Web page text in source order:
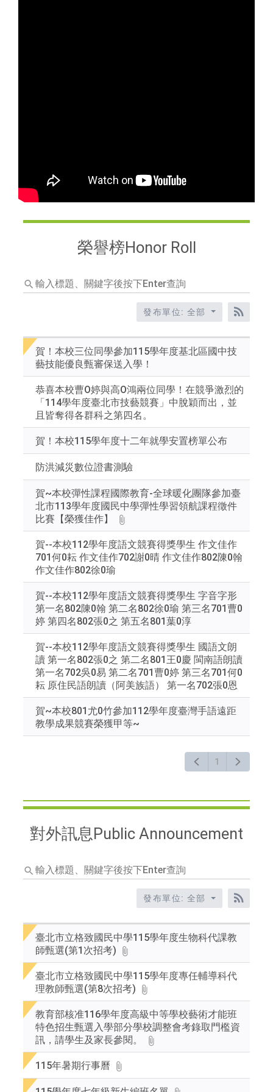
榮譽榜Honor Roll
輸
入
鍵
字
詢
發布單位: 全部
RSS訂
賀！本校三位同學參加115學年度基北區國中技
藝技能優良甄審保送入學！
恭喜本校曹O婷與高O鴻兩位同學！在競爭激烈的
「114學年度臺北市技藝競賽」中脫穎而出，並
且皆奪得各群科之第四名。
賀！本校115學年度十二年就學安置榜單公布
防洪減災數位證書測驗
賀~本校彈性課程國際教育-全球暖化團隊參加臺
北市113學年度國民中學彈性學習領航課程徵件
比賽【榮獲佳作】
賀--本校112學年度語文競賽得獎學生 作文佳作
701何0耘 作文佳作702謝0晴 作文佳作802陳0翰
作文佳作802徐0瑜
賀--本校112學年度語文競賽得獎學生 字音字形
第一名802陳0翰 第二名802徐0瑜 第三名701曹0
婷 第四名802張0之 第五名801葉0淳
賀--本校112學年度語文競賽得獎學生 國語文朗
讀 第一名802張0之 第二名801王0慶 閩南語朗讀
第一名702吳0易 第二名701曹0婷 第三名701何0
耘 原住民語朗讀（阿美族語） 第一名702張0恩
賀~本校801尤0竹參加112學年度臺灣手語遠距
教學成果競賽榮獲甲等~
1
對外訊息Public Announcement
輸
入
鍵
字
按
下
Enter
查
詢
發布單位: 全部
RSS訂
臺北市立格致國民中學115學年度生物科代課教
師甄選(第1次招考)
臺北市立格致國民中學115學年度專任輔導科代
理教師甄選(第8次招考)
教育部核准116學年度高級中等學校藝術才能班
特色招生甄選入學部分學校調整會考錄取門檻資
訊，請學生及家長參閱。
115年暑期行事曆